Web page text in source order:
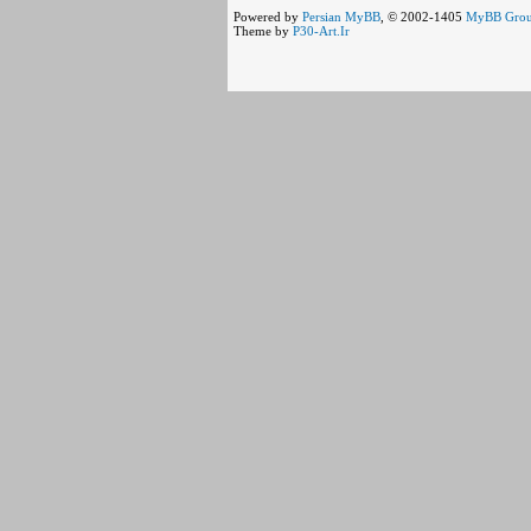
Powered by Persian MyBB , © 2002-1405 MyBB
Theme by P30-Art.Ir